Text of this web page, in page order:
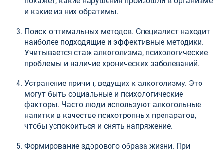
и какие из них обратимы.
Поиск оптимальных методов. Специалист находит
наиболее подходящие и эффективные методики.
Учитывается стаж алкоголизма, психологические
проблемы и наличие хронических заболеваний.
Устранение причин, ведущих к алкоголизму. Это
могут быть социальные и психологические
факторы. Часто люди используют алкогольные
напитки в качестве психотропных препаратов,
чтобы успокоиться и снять напряжение.
Формирование здорового образа жизни. При